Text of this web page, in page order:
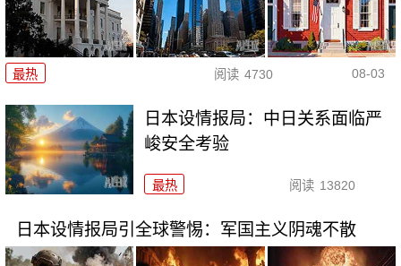
最热 阅读 4730 08-03
日本设情报局：中日关系面临严
峻安全考验
最热 阅读 13820
日本设情报局引全球警惕：军国主义阴魂不散